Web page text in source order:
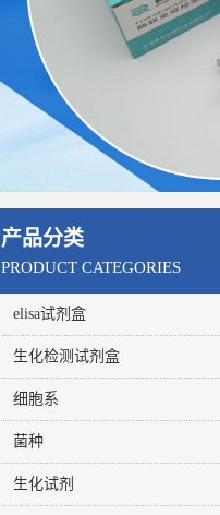
产品分类
PRODUCT CATEGORIES
elisa试剂盒
生化检测试剂盒
细胞系
菌种
生化试剂